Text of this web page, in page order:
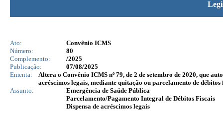
Ato:
Convênio ICMS
Número:
80
Complemento:
/2025
Publicação:
07/08/2025
Ementa:
Altera o Convênio ICMS nº 79, de 2 de setembro de 2020, que
acréscimos legais, mediante quitação ou parcelamento de
Assunto:
Emergência de Saúde Pública
Parcelamento/Pagamento Integral de Débitos Fiscais
Dispensa de acréscimos legais